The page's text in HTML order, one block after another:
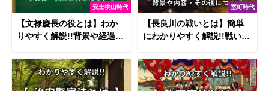
安土桃山時代
【文禄慶長の役とは】わか
りやすく解説!!背景や経過・
室町時代
【長良川の戦いとは】簡単
にわかりやすく解説!!戦いの